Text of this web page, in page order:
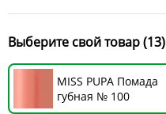
Выберите свой товар (13)
MISS PUPA Помада
губная № 100